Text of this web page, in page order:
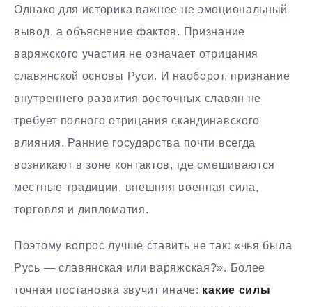
Однако для историка важнее не эмоциональный
вывод, а объяснение фактов. Признание
варяжского участия не означает отрицания
славянской основы Руси. И наоборот, признание
внутреннего развития восточных славян не
требует полного отрицания скандинавского
влияния. Ранние государства почти всегда
возникают в зоне контактов, где смешиваются
местные традиции, внешняя военная сила,
торговля и дипломатия.
Поэтому вопрос лучше ставить не так: «чья была
Русь — славянская или варяжская?». Более
точная постановка звучит иначе: какие силы